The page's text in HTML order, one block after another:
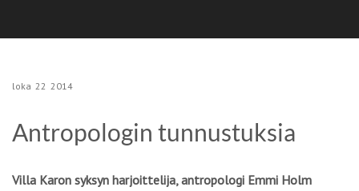
loka 22 2014
Antropologin tunnustuksia
Villa Karon syksyn harjoittelija, antropologi Emmi Holm